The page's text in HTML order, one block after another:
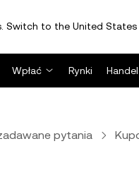
Switch to the United
Wpłać Rynki Handel
pytania